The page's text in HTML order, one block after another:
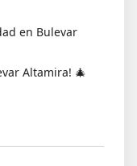
en Bulevar
Altamira! 🎄